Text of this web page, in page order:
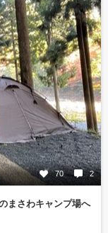
70 2
まさわキャンプ場へ